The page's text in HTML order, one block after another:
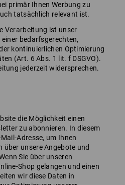
primär Ihnen Werbung zu
tatsächlich relevant ist.
Verarbeitung ist unser
bedarfsgerechten,
kontinuierlichen Optimierung
(Art. 6 Abs. 1 lit. f DSGVO).
jederzeit widersprechen.
die Möglichkeit einen
zu abonnieren. In diesem
Adresse, um Ihnen
unsere Angebote und
Sie über unseren
Shop gelangen und einen
wir diese Daten in